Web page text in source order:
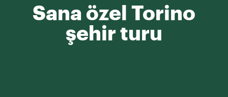
Sana özel Torino
şehir turu